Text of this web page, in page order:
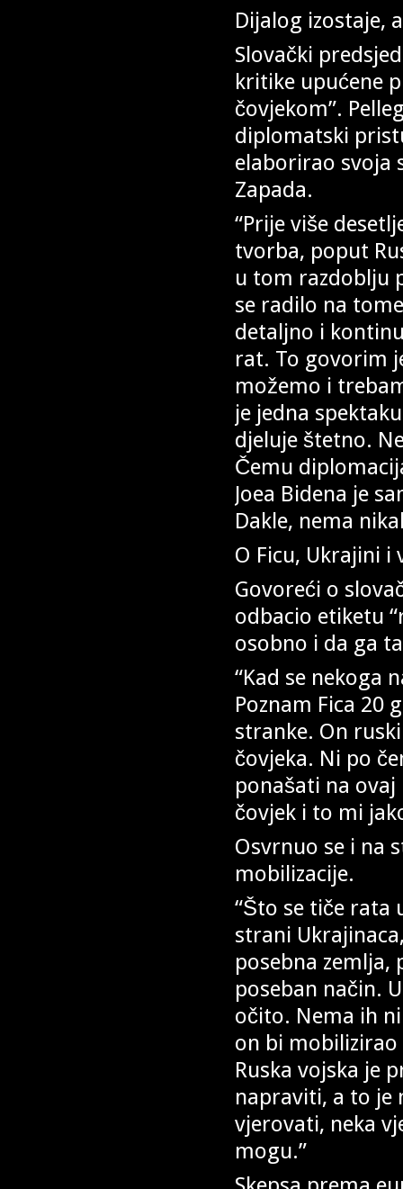
Dijalog izostaje,
Slovački
kritike upućene
čovjekom”.
diplomatski
elaborirao svoja
Zapada.
“Prije više
tvorba, poput
u tom razdoblju
se radilo na
detaljno i
rat. To govorim
možemo i
je jedna
djeluje štetno.
Čemu
Joea Bidena je
Dakle, nema
O Ficu, Ukrajini
Govoreći o
odbacio etiketu
osobno i da ga
“Kad se nekoga
Poznam Fica 20
stranke. On
čovjeka. Ni po
ponašati na
čovjek i to mi
Osvrnuo se i na
mobilizacije.
“Što se tiče rata
strani
posebna
poseban način.
očito. Nema ih
on bi mobilizirao
Ruska vojska je
napraviti, a to je
vjerovati, neka
mogu.”